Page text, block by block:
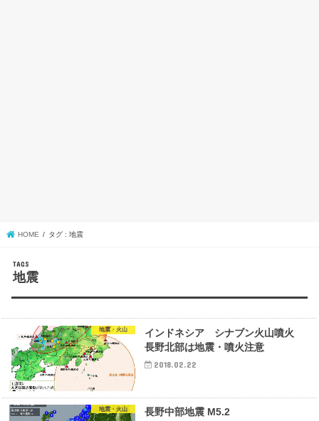
HOME タグ : 地震
地震
地震・火山
インドネシア シナブン火山噴火
長野北部は地震・噴火注意
2018.02.22
地震・火山 長野中部地震 M5.2